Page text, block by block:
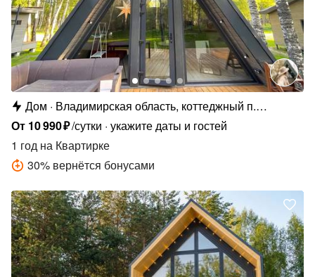
Дом
Владимирская область, коттеджный п.
Сосновые Озёра
От 10990₽/сутки укажите даты и гостей
1 год на Квартирке
30% вернётся бонусами